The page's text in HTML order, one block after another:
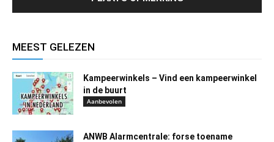
MEEST GELEZEN
Kampeerwinkels – Vind een kampeerwinkel
in de buurt
Aanbevolen
ANWB Alarmcentrale: forse toename